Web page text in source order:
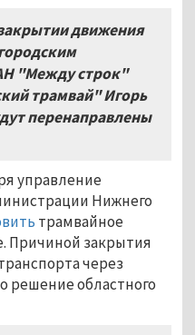
движения
"Между строк"
трамвай" Игорь
перенаправлены
управление
Нижнего
трамвайное
Причиной закрытия
через
решение областного